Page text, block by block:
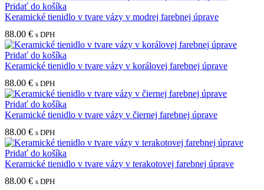
Pridať do košíka
Keramické tienidlo v tvare vázy v modrej farebnej úprave
88.00 € s DPH
Pridať do košíka
Keramické tienidlo v tvare vázy v korálovej farebnej úprave
88.00 € s DPH
Pridať do košíka
Keramické tienidlo v tvare vázy v čiernej farebnej úprave
88.00 € s DPH
Pridať do košíka
Keramické tienidlo v tvare vázy v terakotovej farebnej úprave
88.00 € s DPH